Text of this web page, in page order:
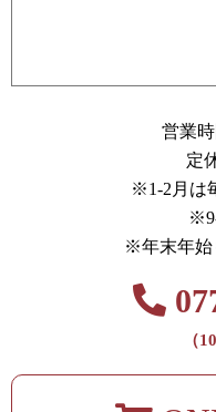
営業時
定
※1-2月は
※年末年始
（